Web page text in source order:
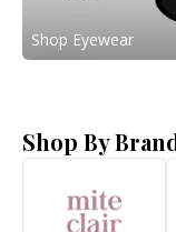
Shop Eyewear
Shop By